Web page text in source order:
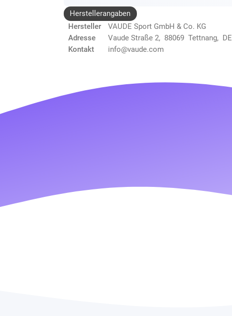
Herstellerangaben
Hersteller
VAUDE Sport GmbH & Co. KG
Adresse
Vaude Straße 2, 88069 Tettnang, DE
Kontakt
info@vaude.com